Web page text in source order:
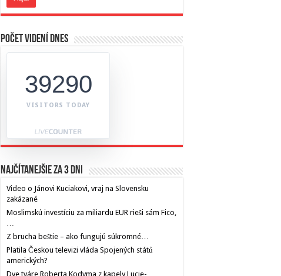
Počet videní dnes
39290
VISITORS TODAY
Najčítanejšie za 3 dni
Video o Jánovi Kuciakovi, vraj na Slovensku
zakázané
Moslimskú investíciu za miliardu EUR rieši sám Fico,
…
Z brucha beštie – ako fungujú súkromné…
Platila Českou televizi vláda Spojených států
amerických?
Dve tváre Roberta Kodyma z kapely Lucie-